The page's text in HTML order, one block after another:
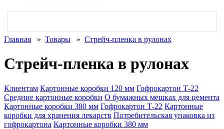
Главная » Товары » Cтрейч-пленка в рулонах
Cтрейч-пленка в рулонах
Клиентам Картонные коробки 120 мм Гофрокартон Т-22
Средние картонные коробки О бумажных мешках для цемента
Картонные коробки 380 мм Гофрокартон Т-22 Картонные
коробки для хранения лекарств Потребительская упаковка из
гофрокартона Картонные коробки 380 мм